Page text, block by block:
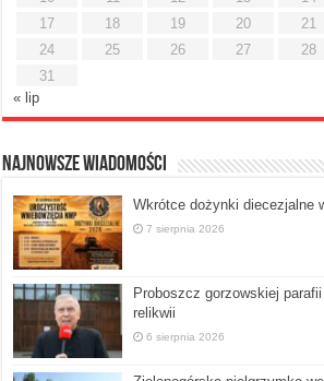
17
18 19 20 21
24
25 26 27 28
31
« lip
Najnowsze Wiadomości
Wkrótce dożynki diecezjalne
7 sierpnia 2026
Proboszcz gorzowskiej
relikwii
6 sierpnia 2026